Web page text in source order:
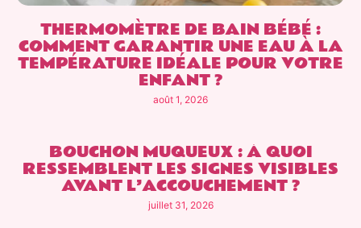
THERMOMÈTRE DE BAIN BÉBÉ :
COMMENT GARANTIR UNE EAU À LA
TEMPÉRATURE IDÉALE POUR VOTRE
ENFANT ?
août 1, 2026
BOUCHON MUQUEUX : À QUOI
RESSEMBLENT LES SIGNES VISIBLES
AVANT L’ACCOUCHEMENT ?
juillet 31, 2026